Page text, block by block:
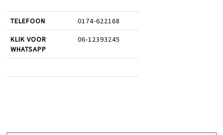
TELEFOON 0174-622168
KLIK VOOR
WHATSAPP
06-12393245